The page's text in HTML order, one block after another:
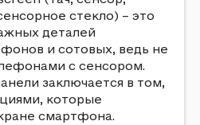
стекло) – это
деталей
и сотовых, ведь не
с сенсором.
заключается в том,
которые
смартфона.